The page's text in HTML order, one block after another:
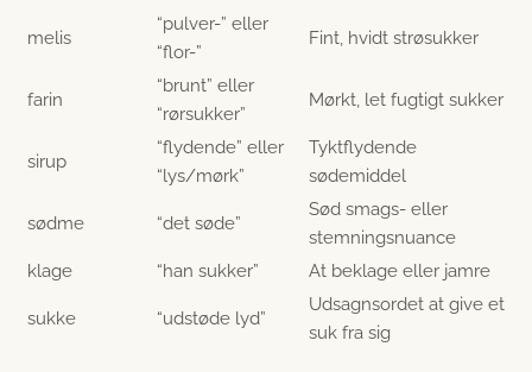
melis
“pulver-” eller
“flor-”
Fint, hvidt strøsukker
farin
“brunt” eller
“rørsukker”
Mørkt, let fugtigt sukker
sirup
“flydende” eller
“lys/mørk”
Tyktflydende
sødemiddel
sødme “det søde”
Sød smags- eller
stemningsnuance
klage
“han sukker” At beklage eller jamre
sukke “udstøde lyd”
Udsagnsordet at give et
suk fra sig